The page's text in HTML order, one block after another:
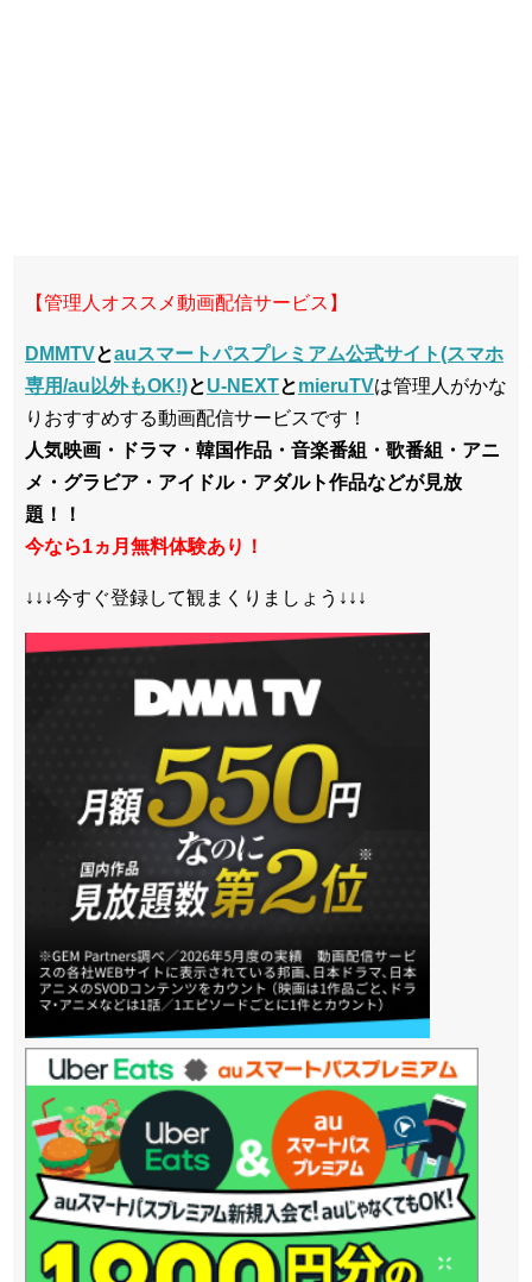
【管理人オススメ動画配信サービス】
DMMTVとauスマートパスプレミアム公式サイト(スマホ
専用/au以外もOK!)とU-NEXTとmieruTVは管理人がかな
りおすすめする動画配信サービスです！
人気映画・ドラマ・韓国作品・音楽番組・歌番組・アニ
メ・グラビア・アイドル・アダルト作品などが見放
題！！
今なら1ヵ月無料体験あり！
↓↓↓今すぐ登録して観まくりましょう↓↓↓